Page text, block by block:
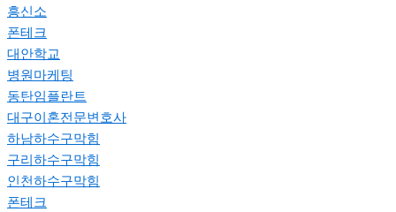
흥신소
폰테크
대안학교
병원마케팅
동탄임플란트
대구이혼전문변호사
하남하수구막힘
구리하수구막힘
인천하수구막힘
폰테크